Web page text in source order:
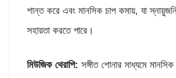
শান্ত করে এবং মানসিক চাপ কমায়, যা
সহায়তা করতে পারে।
মিউজিক থেরাপি: সঙ্গীত শোনার মাধ্যমে